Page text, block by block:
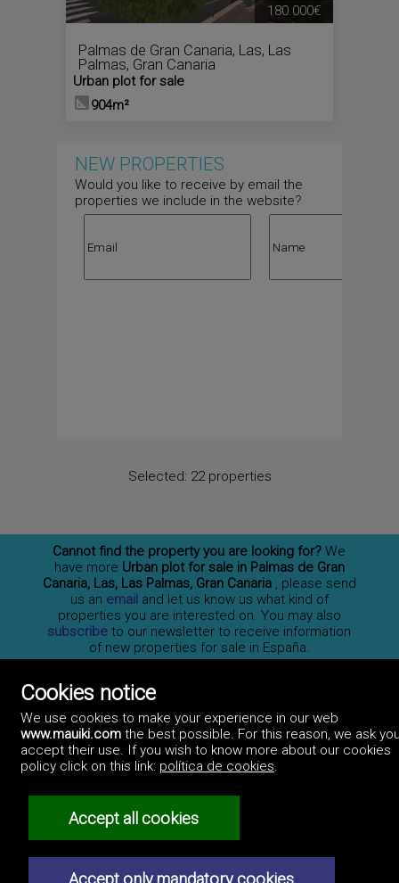
Palmas de Gran Canaria, Las, Las
Palmas, Gran Canaria
Urban plot for sale
904m²
180.000€
NEW PROPERTIES
Would you like to receive by email the
properties we include in the website?
Selected: 22 properties
Cannot find the property you are looking for? We
have more Urban plot for sale in Palmas de Gran
Canaria, Las, Las Palmas, Gran Canaria , please send
us an email and let us know us what kind of
properties you are interested on. You may also
subscribe to our newsletter to receive information
of new properties for sale in España.
Professionals
How to advertise
Contact us
Cookies notice
We use cookies to make your experience in our web
www.mauiki.comthe best possible. For this reason, we ask
accept their use. If you wish to know more about our cookies
policy click on this link: política de cookies.
Accept all cookies
Accept only mandatory cookies